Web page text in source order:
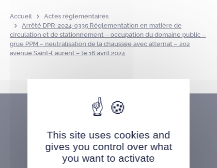
Accueil
Actes réglementaires
Arrêté DPR-2024-0335 Réglementation en matière de
circulation et de stationnement – occupation du domaine public –
grue PPM – neutralisation de la chaussée avec alternat – 202
avenue Saint-Laurent – le 16 avril 2024
This site uses cookies and
gives you control over what
you want to activate